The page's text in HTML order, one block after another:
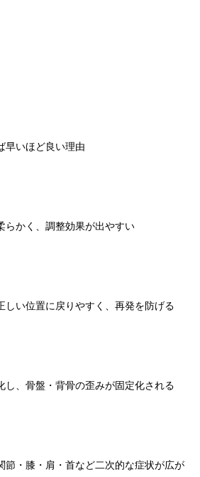
早いほど良い理由
らかく、調整効果が出やすい
しい位置に戻りやすく、再発を防げる
し、骨盤・背骨の歪みが固定化される
節・膝・肩・首など二次的な症状が広が